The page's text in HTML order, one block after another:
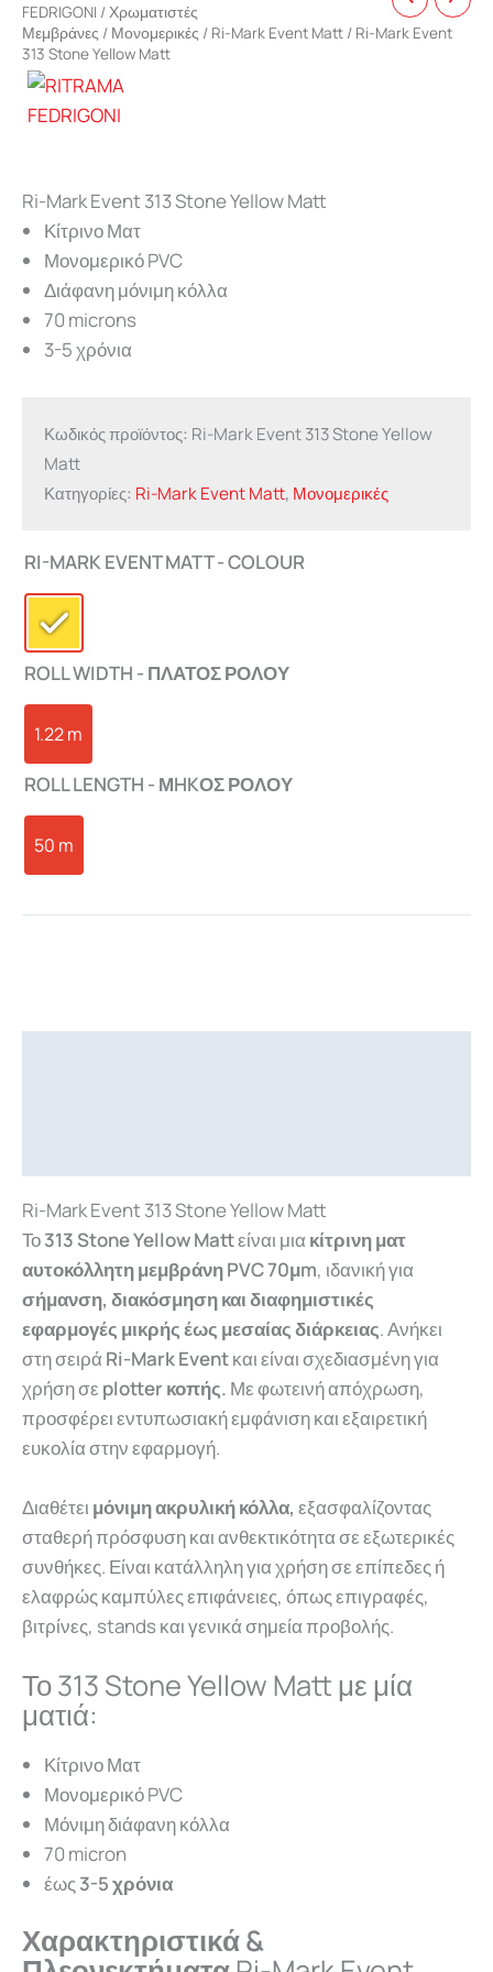
FEDRIGONI /Χρωματιστές
Μεμβράνες / Μονομερικές / Ri-Mark Event Matt / Ri-Mark Event
313 Stone Yellow Matt
Ri-Mark Event 313 Stone Yellow Matt
Κίτρινο Ματ
Μονομερικό PVC
Διάφανη μόνιμη κόλλα
70 microns
3-5 χρόνια
Κωδικός προϊόντος: Ri-Mark Event 313 Stone Yellow
Matt
Κατηγορίες: Ri-Mark Event Matt, Μονομερικές
RI-MARK EVENT MATT - COLOUR
ROLL WIDTH - ΠΛΑΤΟΣ ΡΟΛΟΥ
1.22 m
ROLL LENGTH - ΜHKΟΣ ΡΟΛΟΥ
50 m
Ri-Mark Event 313 Stone Yellow Matt
Το313 Stone Yellow Mattείναι μια κίτρινη ματ
αυτοκόλλητη μεμβράνη PVC 70μm, ιδανική για
σήμανση, διακόσμηση και διαφημιστικές
εφαρμογές μικρής έως μεσαίας διάρκειας. Ανήκει
στη σειρά Ri-Mark Eventκαι είναι σχεδιασμένη για
χρήση σε plotter κοπής. Με φωτεινή απόχρωση,
προσφέρει εντυπωσιακή εμφάνιση και εξαιρετική
ευκολία στην εφαρμογή.
Διαθέτει μόνιμη ακρυλική κόλλα, εξασφαλίζοντας
σταθερή πρόσφυση και ανθεκτικότητα σε εξωτερικές
συνθήκες. Είναι κατάλληλη για χρήση σε επίπεδες ή
ελαφρώς καμπύλες επιφάνειες, όπως επιγραφές,
βιτρίνες, stands και γενικά σημεία προβολής.
Το 313 Stone Yellow Matt με μία
ματιά:
Κίτρινο Ματ
Μονομερικό PVC
Μόνιμη διάφανη κόλλα
70 micron
έως 3-5 χρόνια
Χαρακτηριστικά &